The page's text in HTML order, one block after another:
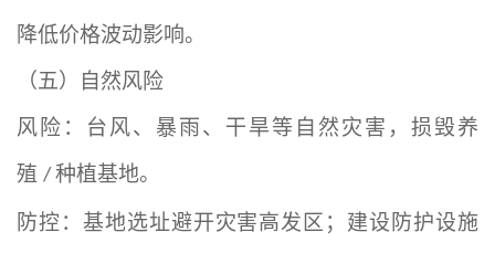
降低价格波动影响。
（五）自然风险
风险：台风、暴雨、干旱等自然灾害，损毁养
殖 / 种植基地。
防控：基地选址避开灾害高发区；建设防护设施